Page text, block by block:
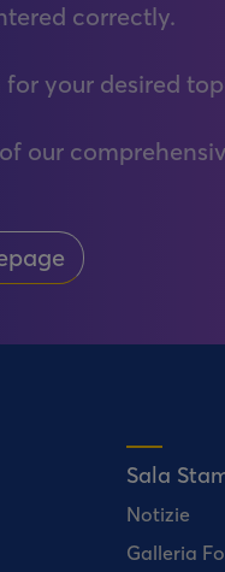
correctly.
your desired
our
Sala
Notizie
Galleria